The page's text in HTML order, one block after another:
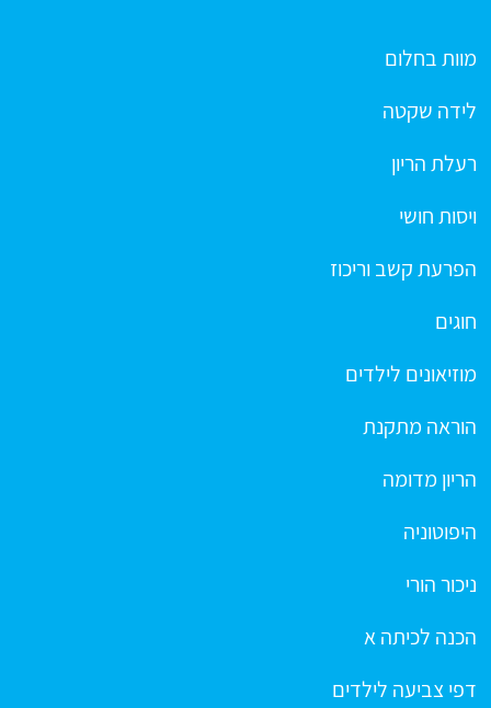
מוות בחלום
לידה שקטה
רעלת הריון
ויסות חושי
הפרעת קשב וריכוז
חוגים
מוזיאונים לילדים
הוראה מתקנת
הריון מדומה
היפוטוניה
ניכור הורי
הכנה לכיתה א
דפי צביעה לילדים